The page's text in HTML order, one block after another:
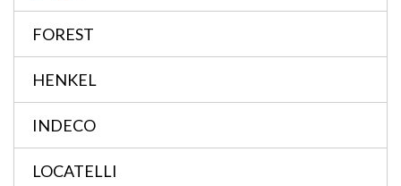
FOREST
HENKEL
INDECO
LOCATELLI